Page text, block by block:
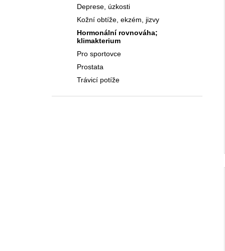
Deprese, úzkosti
Kožní obtíže, ekzém, jizvy
Hormonální rovnováha;
klimakterium
Pro sportovce
Prostata
Trávicí potíže